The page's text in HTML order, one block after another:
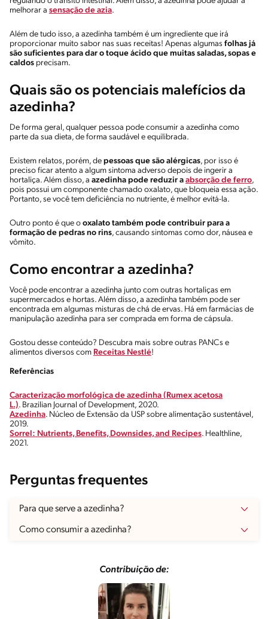
melhorar a sensação de azia.
Além de tudo isso, a azedinha também é um ingrediente que irá
proporcionar muito sabor nas suas receitas! Apenas algumas folhas já
são suficientes para dar o toque ácido que muitas saladas, sopas e
caldos precisam.
Quais são os potenciais malefícios da
azedinha?
De forma geral, qualquer pessoa pode consumir a azedinha como
parte da sua dieta, de forma saudável e equilibrada.
Existem relatos, porém, de pessoas que são alérgicas, por isso é
preciso ficar atento a algum sintoma adverso depois de ingerir a
hortaliça. Além disso, a azedinha pode reduzir a absorção de ferro,
pois possui um componente chamado oxalato, que bloqueia essa ação.
Portanto, se você tem deficiência no nutriente, é melhor evitá-la.
Outro ponto é que o oxalato também pode contribuir para a
formação de pedras no rins, causando sintomas como dor, náusea e
vômito.
Como encontrar a azedinha?
Você pode encontrar a azedinha junto com outras hortaliças em
supermercados e hortas. Além disso, a azedinha também pode ser
encontrada em algumas misturas de chá de ervas. Há em farmácias de
manipulação azedinha para ser comprada em forma de cápsula.
Gostou desse conteúdo? Descubra mais sobre outras PANCs e
alimentos diversos com Receitas Nestlé!
Referências
Caracterização morfológica de azedinha (Rumex acetosa
L.). Brazilian Journal of Development, 2020.
Azedinha. Núcleo de Extensão da USP sobre alimentação sustentável,
2019.
Sorrel: Nutrients, Benefits, Downsides, and Recipes. Healthline,
2021.
Perguntas frequentes
Para que serve a azedinha?
Como consumir a azedinha?
Contribuição de: